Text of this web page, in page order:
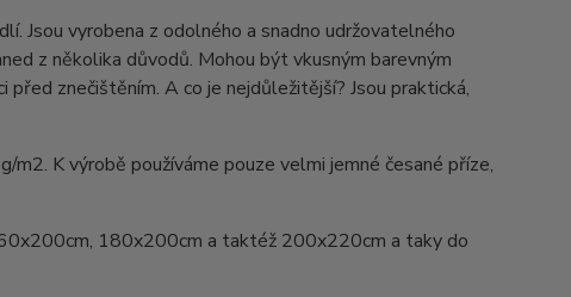
Jsou vyrobena z odolného a snadno udržovatelného
z několika důvodů. Mohou být vkusným barevným
znečištěním. A co je nejdůležitější? Jsou praktická,
K výrobě používáme pouze velmi jemné česané příze,
180x200cm a taktéž 200x220cm a taky do